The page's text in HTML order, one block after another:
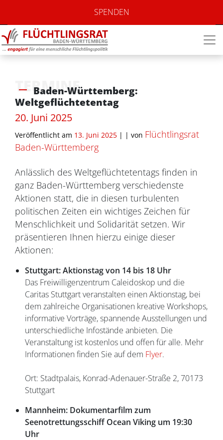
SPENDEN
TERMINE
Baden-Württemberg:
Weltgeflüchtetentag
20. Juni 2025
Veröffentlicht am 13. Juni 2025 | | von Flüchtlingsrat
Baden-Württemberg
Anlässlich des Weltgeflüchtetentags finden in
ganz Baden-Württemberg verschiedenste
Aktionen statt, die in diesen turbulenten
politischen Zeiten ein wichtiges Zeichen für
Menschlichkeit und Solidarität setzen. Wir
präsentieren Ihnen hierzu einige dieser
Aktionen:
Stuttgart: Aktionstag von 14 bis 18 Uhr
Das Freiwilligenzentrum Caleidoskop und die
Caritas Stuttgart veranstalten einen Aktionstag, bei
dem zahlreiche Organisationen kreative Workshops,
informative Vorträge, spannende Ausstellungen und
unterschiedliche Infostände anbieten. Die
Veranstaltung ist kostenlos und offen für alle. Mehr
Informationen finden Sie auf dem Flyer.
Ort: Stadtpalais, Konrad-Adenauer-Straße 2, 70173
Stuttgart
Mannheim: Dokumentarfilm zum
Seenotrettungsschiff Ocean Viking um 19:30
Uhr